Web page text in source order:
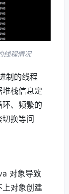
线程情况
制的线程
栈信息定
、频繁的
换等问
对象导致
上对象创建